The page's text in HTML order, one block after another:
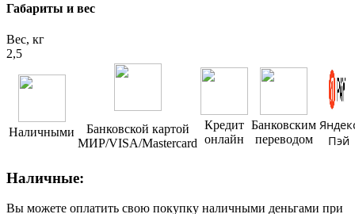
Габариты и вес
Вес, кг
2,5
Наличными
Банковской картой
МИР/VISA/Mastercard
Кредит
онлайн
Банковским
переводом
Пэй
Наличные:
Вы можете оплатить свою покупку наличными деньгами при